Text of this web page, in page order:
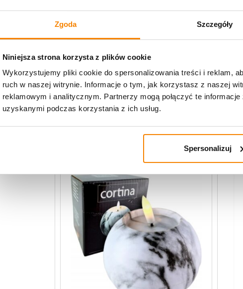
Zgoda Szczegóły
Niniejsza strona korzysta z plików cookie
Wykorzystujemy pliki cookie do spersonalizowania treści i reklam,
ruch w naszej witrynie. Informacje o tym, jak korzystasz z naszej
reklamowym i analitycznym. Partnerzy mogą połączyć te
uzyskanymi podczas korzystania z ich usług.
Spersonalizuj
Opinie
Wkłady do zniczy